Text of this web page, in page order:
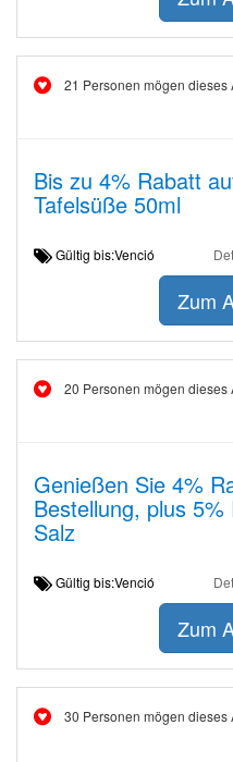
21 Personen mögen dieses
Bis zu 4% Rabatt
Tafelsüße 50ml
Gültig bis:Venció
Zum
20 Personen mögen dieses
Genießen Sie 4%
Bestellung, plus
Salz
Gültig bis:Venció
Zum
30 Personen mögen dieses